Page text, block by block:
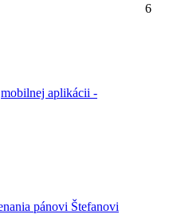
6
mobilnej aplikácii -